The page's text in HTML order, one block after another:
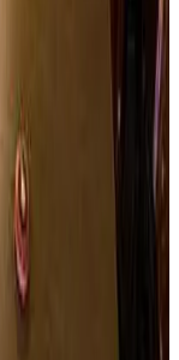
en
House…pub
único en la
y
gama de
te harán
a tús amigos y